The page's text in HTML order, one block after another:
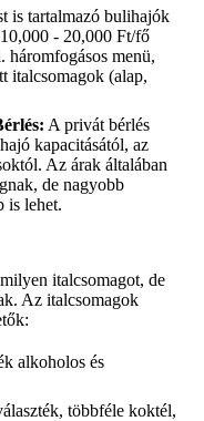
is tartalmazó bulihajók
- 20,000 Ft/fő
háromfogásos menü,
italcsomagok (alap,
A privát bérlés
kapacitásától, az
Az árak általában
de nagyobb
is lehet.
italcsomagot, de
Az italcsomagok
alkoholos és
többféle koktél,